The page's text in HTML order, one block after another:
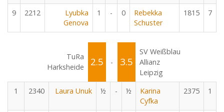
9 2212
Lyubka
Genova
1 - 0
Rebekka
Schuster
1815 7
TuRa
Harksheide
2.5 - 3.5
SV Weißblau
Allianz
Leipzig
1
2340 Laura Unuk ½ - ½
Karina
Cyfka
2375 1